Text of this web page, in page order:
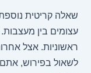
שאלה קריטית
עצומים בין
ראשוניות. אצל
לשאול בפירוש, אתם